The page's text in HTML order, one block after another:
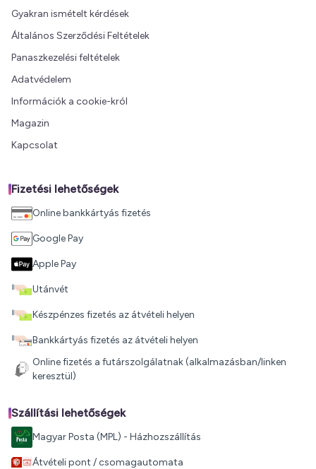
Gyakran ismételt kérdések
Általános Szerződési Feltételek
Panaszkezelési feltételek
Adatvédelem
Információk a cookie-król
Magazin
Kapcsolat
Fizetési lehetőségek
Online bankkártyás fizetés
Google Pay
Apple Pay
Utánvét
Készpénzes fizetés az átvételi helyen
Bankkártyás fizetés az átvételi helyen
Online fizetés a futárszolgálatnak (alkalmazásban/linken
keresztül)
Szállítási lehetőségek
Magyar Posta (MPL) - Házhozszállítás
Átvételi pont / csomagautomata